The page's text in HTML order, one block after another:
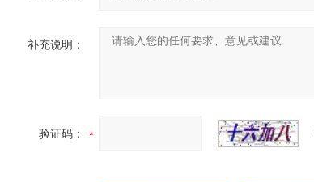
补充说明：
验证码：